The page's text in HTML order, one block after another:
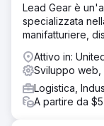
Google, insieme
una campagna
posizionamenti
nelle mappe e
Risultato
Il business è
visibilità nelle
Lead Gear è
specializzata
manifatturiere,
Attivo in:
Sviluppo web,
Logistica,
A partire da